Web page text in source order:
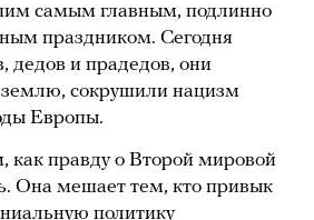
самым главным, подлинно
праздником. Сегодня
дедов и прадедов, они
сокрушили нацизм
Европы.
как правду о Второй мировой
Она мешает тем, кто привык
политику